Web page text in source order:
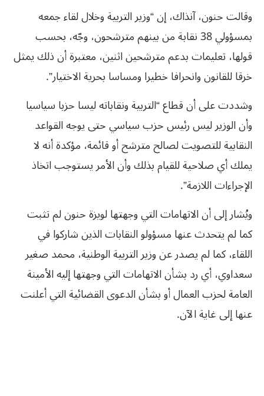
وقالت حنون، آنذاك، إن “وزير التربية وخلال لقاء جمعه
بمسؤولي 38 نقابة من بينهم مترشحون، وجّه، بحسب
قولها، تعليمات بدعم مترشحين اثنين، معتبرة أن ذلك يمثل
خرقا للقانون وانحرافا خطيرا ومساسا بحرية الاختيار”.
وشددت على أن قطاع “التربية ونقاباته ليسا حزبا سياسيا
وأن الوزير ليس رئيس حزب سياسي حتى يوجه القواعد
النقابية للتصويت لصالح مترشح أو قائمة، مؤكدة أنه لا
يملك أي صلاحية للقيام بذلك وأن الأمر يستوجب اتخاذ
الإجراءات اللازمة”.
ويُشار إلى أن الاتهامات التي وجهتها لويزة حنون لم تثبت
كما لم يتحدث عنها مسؤولو النقابات الذين شاركوا في
اللقاء، كما لم يصدر عن وزير التربية الوطنية، محمد صغير
سعداوي، أي رد بشأن الاتهامات التي وجهتها إليه الأمينة
العامة لحزب العمال أو بشأن الدعوى القضائية التي أعلنت
عنها إلى غاية الآن.